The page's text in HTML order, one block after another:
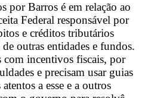
por Barros é em relação ao
Federal responsável por
e créditos tributários
outras entidades e fundos.
com incentivos fiscais, por
e precisam usar guias
a esse e a outros